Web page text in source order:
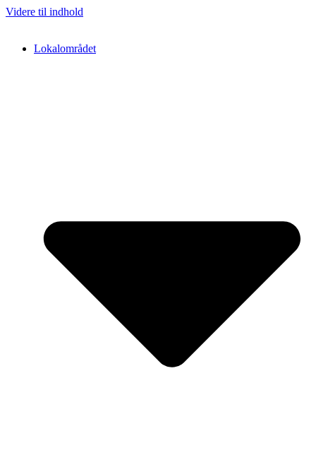
Videre til indhold
Lokalområdet